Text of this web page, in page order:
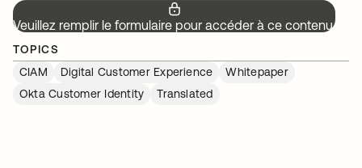
Veuillez remplir le formulaire pour accéder à ce contenu.
TOPICS
CIAM
Digital Customer Experience
Whitepaper
Okta Customer Identity
Translated